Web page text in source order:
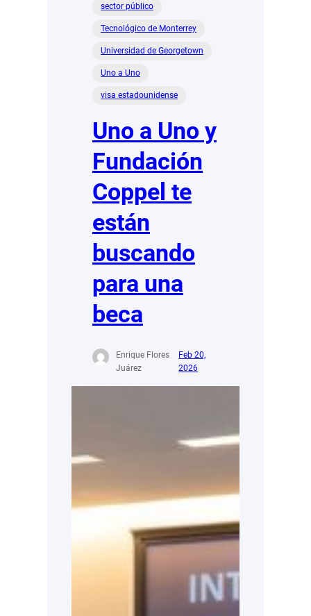
sector público
Tecnológico de Monterrey
Universidad de Georgetown
Uno a Uno
visa estadounidense
Uno a Uno y
Fundación
Coppel te
están
buscando
para una
beca
Enrique Flores
Juárez
Feb 20,
2026